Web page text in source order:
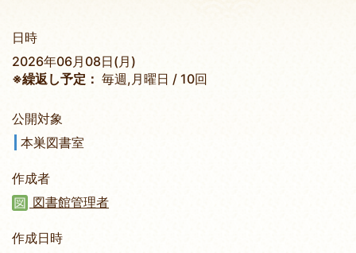
日時
2026年06月08日(月)
※繰返し予定： 毎週,月曜日 / 10回
公開対象
本巣図書室
作成者
図書館管理者
作成日時